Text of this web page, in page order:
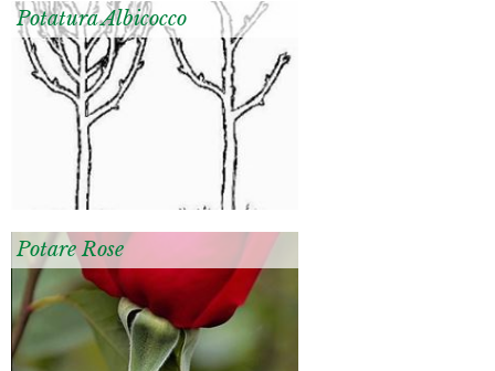
Potatura Albicocco
Potare Rose